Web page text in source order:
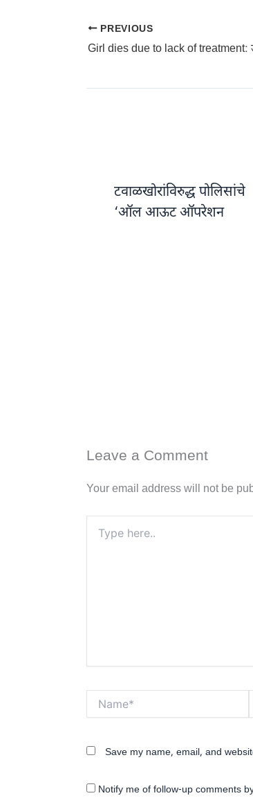
PREVIOUS
टवाळखोरांविरुद्ध पोलिसांचे
‘ऑल आऊट ऑपरेशन
Leave a Comment
Your email address will not be
here..
Save my name, email, and
Notify me of follow-up comments